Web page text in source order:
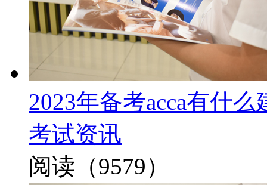
2023年备考acca有什
考试资讯
阅读（9579）